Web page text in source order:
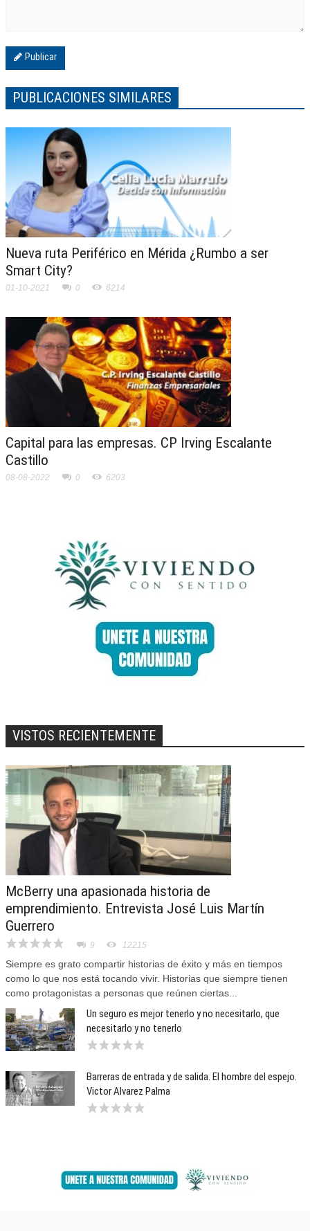
Publicar
PUBLICACIONES SIMILARES
Nueva ruta Periférico en Mérida ¿Rumbo a ser
Smart City?
01-10-2021 0 6214
Capital para las empresas. CP Irving Escalante
Castillo
08-08-2022 0 6203
VISTOS RECIENTEMENTE
McBerry una apasionada historia de
emprendimiento. Entrevista José Luis Martín
Guerrero
9 12215
Siempre es grato compartir historias de éxito y más en tiempos
como lo que nos está tocando vivir. Historias que siempre tienen
como protagonistas a personas que reúnen ciertas...
Un seguro es mejor tenerlo y no necesitarlo, que
necesitarlo y no tenerlo
Barreras de entrada y de salida. El hombre del espejo.
Victor Alvarez Palma